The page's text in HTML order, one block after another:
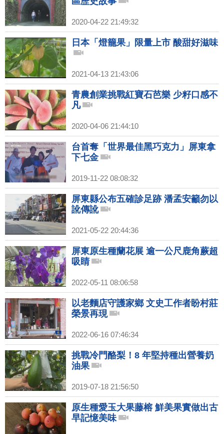
2020-04-22 21:49:32
日本「燈籠果」限量上市 酸甜好滋味
2021-04-13 21:43:06
青農創業挑戰紅寶石芭樂 少籽口感不
凡
2020-04-06 21:44:10
台首奪「世界最佳黑巧克力」屏東拿
下七金
2019-11-22 08:08:32
屏東縣公布五確診足跡 潘孟安籲勿以
訛傳訛
2021-05-22 20:44:36
屏東原生種蘭花展 逾一公尺鹿角蕨超
吸睛
2022-05-11 08:06:58
以老麵店守護家鄉 文史工作者盼村莊
榮景再現
2022-06-16 07:46:34
挑戰冷門酪梨！8 年堅持種出營養奶
油果
2019-07-18 21:56:50
原生種愛玉大果藤榕 鮮美果實做出古
早記憶美味